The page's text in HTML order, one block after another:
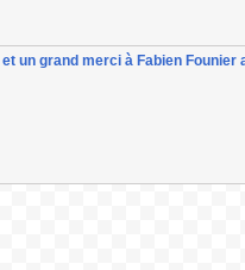
un grand merci à Fabien